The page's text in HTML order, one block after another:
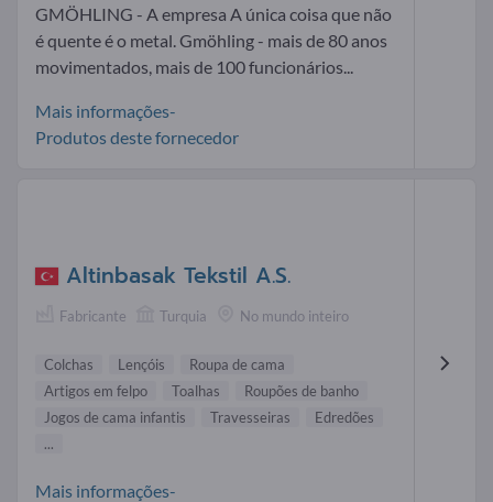
GMÖHLING - A empresa A única coisa que não
é quente é o metal. Gmöhling - mais de 80 anos
movimentados, mais de 100 funcionários...
Mais informações-
Produtos deste fornecedor
Altinbasak Tekstil A.S.
Fabricante Turquia No mundo inteiro
Colchas Lençóis
Roupa de cama
Artigos em felpo
Toalhas
Roupões de banho
Jogos de cama infantis
Travesseiras
Edredões
...
Mais informações-